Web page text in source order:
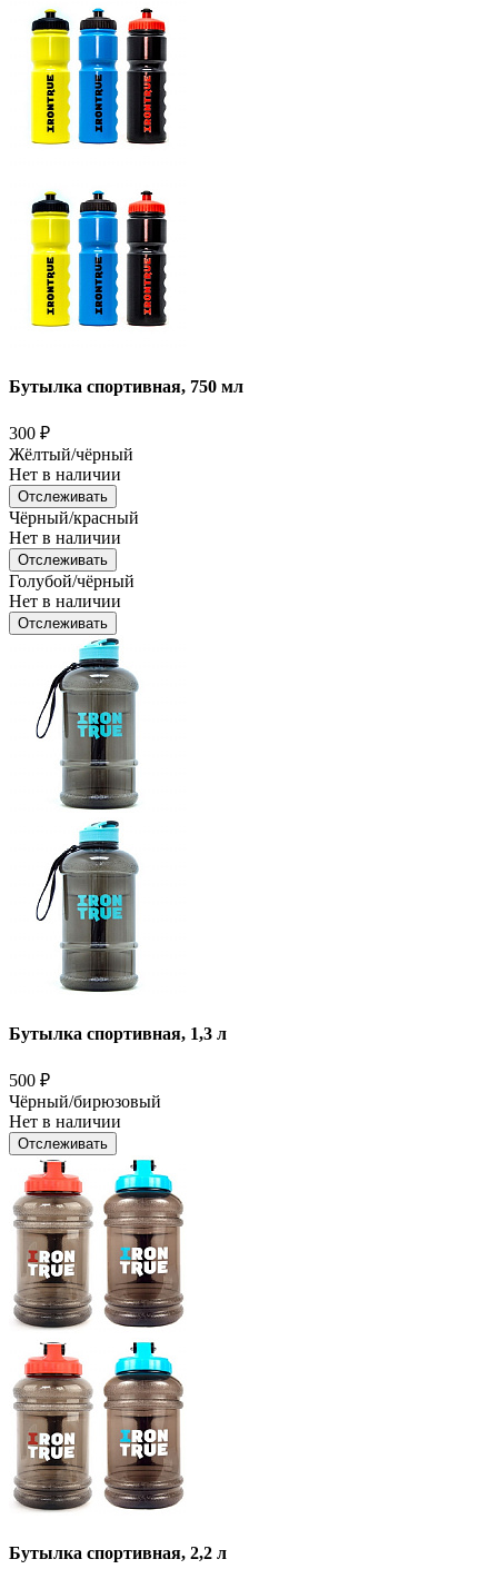
Бутылка спортивная, 750 мл
300 ₽
Жёлтый/чёрный
Нет в наличии
Отслеживать
Чёрный/красный
Нет в наличии
Отслеживать
Голубой/чёрный
Нет в наличии
Отслеживать
Бутылка спортивная, 1,3 л
500 ₽
Чёрный/бирюзовый
Нет в наличии
Отслеживать
Бутылка спортивная, 2,2 л